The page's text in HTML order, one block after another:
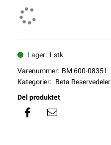
Lager: 1 stk
Varenummer: BM 600-08351
Kategorier: Beta Reservedeler
Del produktet